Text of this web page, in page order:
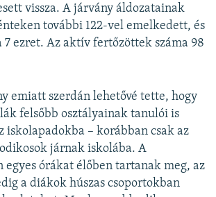
vissza. A járvány áldozatainak
további 122-vel emelkedett, és
ezret. Az aktív fertőzöttek száma 98
emiatt szerdán lehetővé tette, hogy
felsőbb osztályainak tanulói is
iskolapadokba – korábban csak az
járnak iskolába. A
egyes órákat élőben tartanak meg, az
a diákok húszas csoportokban